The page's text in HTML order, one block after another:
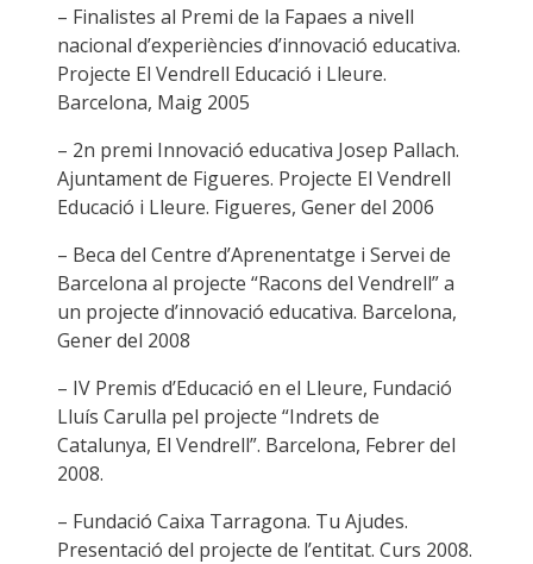
– Finalistes al Premi de la Fapaes a nivell
nacional d’experiències d’innovació educativa.
Projecte El Vendrell Educació i Lleure.
Barcelona, Maig 2005
– 2n premi Innovació educativa Josep Pallach.
Ajuntament de Figueres. Projecte El Vendrell
Educació i Lleure. Figueres, Gener del 2006
– Beca del Centre d’Aprenentatge i Servei de
Barcelona al projecte “Racons del Vendrell” a
un projecte d’innovació educativa. Barcelona,
Gener del 2008
– IV Premis d’Educació en el Lleure, Fundació
Lluís Carulla pel projecte “Indrets de
Catalunya, El Vendrell”. Barcelona, Febrer del
2008.
– Fundació Caixa Tarragona. Tu Ajudes.
Presentació del projecte de l’entitat. Curs 2008.